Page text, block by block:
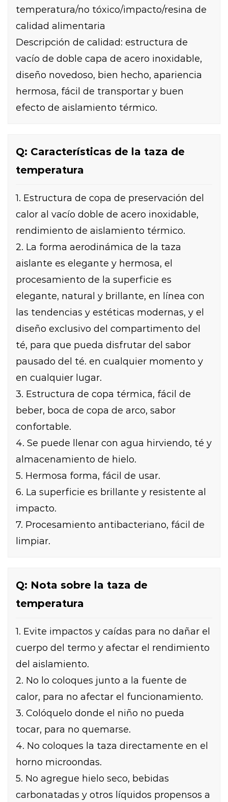
temperatura/no tóxico/impacto/resina de
calidad alimentaria
Descripción de calidad: estructura de
vacío de doble capa de acero inoxidable,
diseño novedoso, bien hecho, apariencia
hermosa, fácil de transportar y buen
efecto de aislamiento térmico.
Q: Características de la taza de
temperatura
1. Estructura de copa de preservación del
calor al vacío doble de acero inoxidable,
rendimiento de aislamiento térmico.
2. La forma aerodinámica de la taza
aislante es elegante y hermosa, el
procesamiento de la superficie es
elegante, natural y brillante, en línea con
las tendencias y estéticas modernas, y el
diseño exclusivo del compartimento del
té, para que pueda disfrutar del sabor
pausado del té. en cualquier momento y
en cualquier lugar.
3. Estructura de copa térmica, fácil de
beber, boca de copa de arco, sabor
confortable.
4. Se puede llenar con agua hirviendo, té y
almacenamiento de hielo.
5. Hermosa forma, fácil de usar.
6. La superficie es brillante y resistente al
impacto.
7. Procesamiento antibacteriano, fácil de
limpiar.
Q: Nota sobre la taza de
temperatura
1. Evite impactos y caídas para no dañar el
cuerpo del termo y afectar el rendimiento
del aislamiento.
2. No lo coloques junto a la fuente de
calor, para no afectar el funcionamiento.
3. Colóquelo donde el niño no pueda
tocar, para no quemarse.
4. No coloques la taza directamente en el
horno microondas.
5. No agregue hielo seco, bebidas
carbonatadas y otros líquidos propensos a